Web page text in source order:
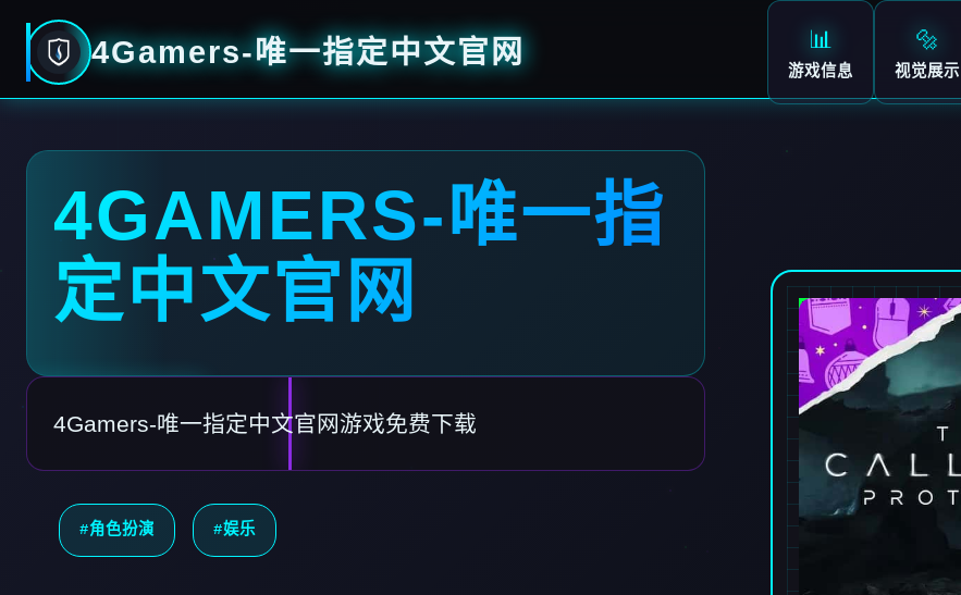
4Gamers-唯一指定中文官网 📊
游戏信息
🔩
视觉展示
4GAMERS-唯一指
定中文官网
4Gamers-唯一指定中文官网游戏免费下载
#角色扮演 #娱乐